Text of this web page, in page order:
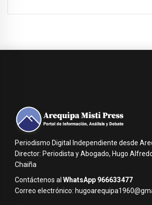
Periodismo Digital Independiente desde
Director: Periodista y Abogado, Hugo
Chaiña
Contáctenos al WhatsApp 966633477
Correo electrónico: